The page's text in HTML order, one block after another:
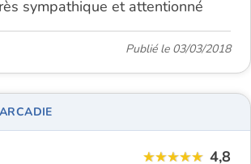
sympathique et attentionné
Publié le 03/03/2018
4,8